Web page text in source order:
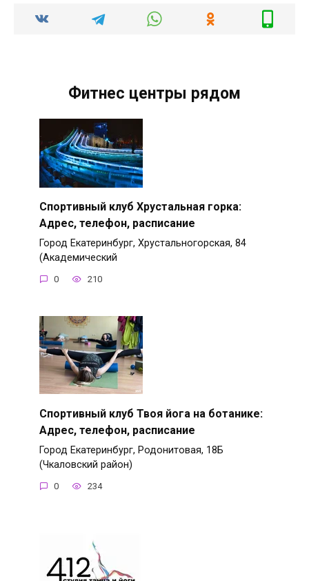
Фитнес центры рядом
Спортивный клуб Хрустальная горка:
Адрес, телефон, расписание
Город Екатеринбург, Хрустальногорская, 84
(Академический
0 210
Спортивный клуб Твоя йога на ботанике:
Адрес, телефон, расписание
Город Екатеринбург, Родонитовая, 18Б
(Чкаловский район)
0 234